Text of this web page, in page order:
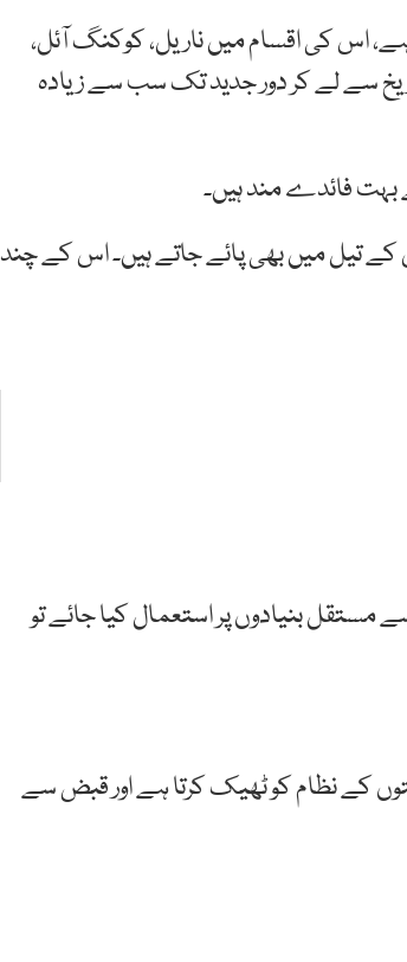
اس کی اقسام میں ناریل، کوکنگ آئل،
تاریخ سے لے کر دور جدید تک سب سے زیادہ
بہت فائدے مند ہیں۔
کے تیل میں بھی پائے جاتے ہیں۔ اس کے چند
بنیادوں پر استعمال کیا جائے تو
کے نظام کو ٹھیک کرتا ہے اور قبض سے